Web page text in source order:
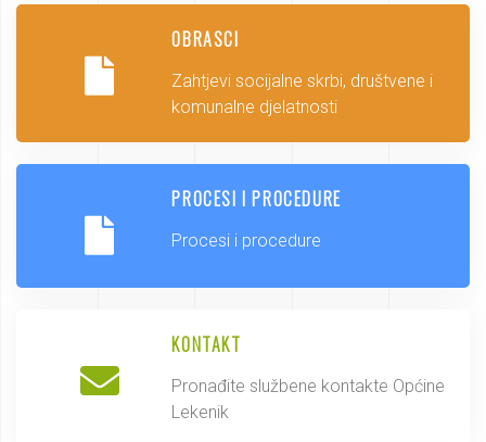
OBRASCI
Zahtjevi socijalne skrbi, društvene i
komunalne djelatnosti
PROCESI I PROCEDURE
Procesi i procedure
KONTAKT
Pronađite službene kontakte Općine
Lekenik